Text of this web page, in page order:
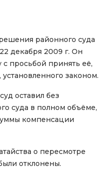
районного суда
декабря 2009 г. Он
просьбой принять её,
законом.
оставил без
суда в полном объёме,
компенсации
о пересмотре
отклонены.